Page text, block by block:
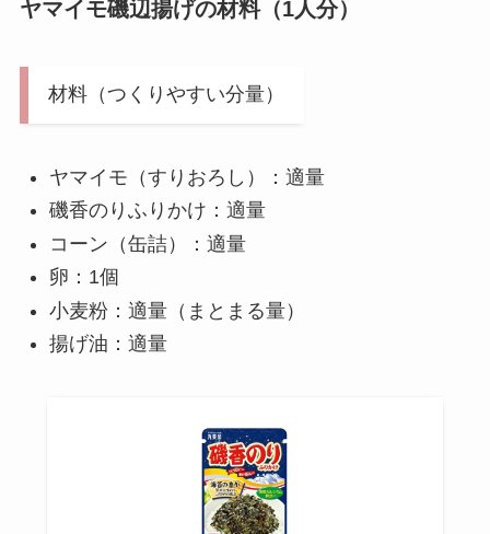
ヤマイモ磯辺揚げの材料（1人分）
材料（つくりやすい分量）
ヤマイモ（すりおろし）：適量
磯香のりふりかけ：適量
コーン（缶詰）：適量
卵：1個
小麦粉：適量（まとまる量）
揚げ油：適量